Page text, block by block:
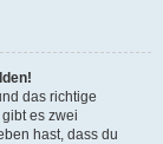
das richtige
es zwei
hast, dass du